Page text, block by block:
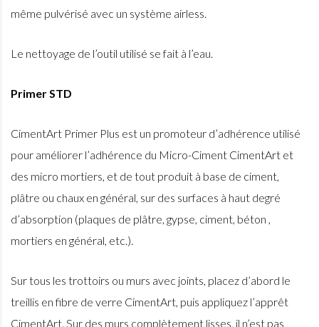
même pulvérisé avec un système airless.
Le nettoyage de l’outil utilisé se fait à l’eau.
Primer STD
CimentArt Primer Plus est un promoteur d’adhérence utilisé
pour améliorer l’adhérence du Micro-Ciment CimentArt et
des micro mortiers, et de tout produit à base de ciment,
plâtre ou chaux en général, sur des surfaces à haut degré
d’absorption (plaques de plâtre, gypse, ciment, béton ,
mortiers en général, etc.).
Sur tous les trottoirs ou murs avec joints, placez d’abord le
treillis en fibre de verre CimentArt, puis appliquez l’apprêt
CimentArt. Sur des murs complètement lisses, il n’est pas